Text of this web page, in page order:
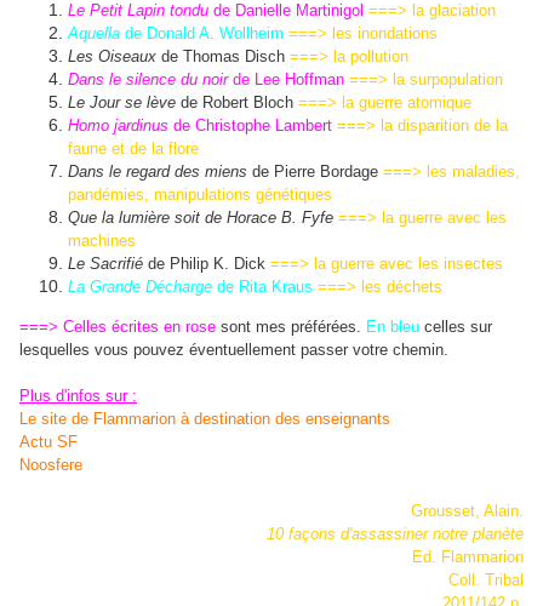
Le Petit Lapin tondu de Danielle Martinigol ===> la glaciation
Aquella de Donald A. Wollheim ===> les inondations
Les Oiseaux de Thomas Disch ===> la pollution
Dans le silence du noirde Lee Hoffman ===> la surpopulation
Le Jour se lève de Robert Bloch ===> la guerre atomique
Homo jardinus de Christophe Lambert ===> la disparition de la
faune et de la flore
Dans le regard des miens de Pierre Bordage ===> les maladies,
pandémies, manipulations génétiques
Que la lumière soit de Horace B. Fyfe ===> la guerre avec les
machines
Le Sacrifié de Philip K. Dick ===> la guerre avec les insectes
La Grande Décharge de Rita Kraus ===> les déchets
===> Celles écrites en rose sont mes préférées. En bleu celles sur
lesquelles vous pouvez éventuellement passer votre chemin.
Plus d'infos sur :
Le site de Flammarion à destination des enseignants
Actu SF
Noosfere
Grousset, Alain.
10 façons d'assassiner notre planète
Ed. Flammarion
Coll. Tribal